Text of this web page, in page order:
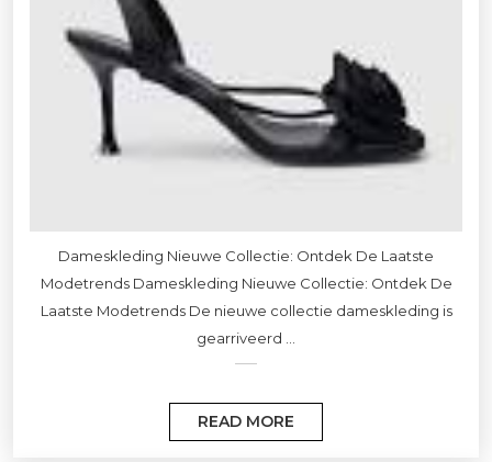
Dameskleding Nieuwe Collectie: Ontdek De Laatste
Modetrends Dameskleding Nieuwe Collectie: Ontdek De
Laatste Modetrends De nieuwe collectie dameskleding is
gearriveerd ...
READ MORE